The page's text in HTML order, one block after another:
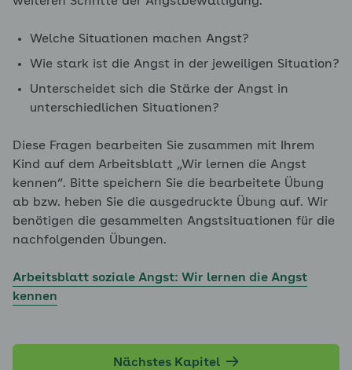
Welche Situationen machen Angst?
Wie stark ist die Angst in der jeweiligen Situation?
Unterscheidet sich die Stärke der Angst in
unterschiedlichen Situationen?
Diese Fragen bearbeiten Sie zusammen mit Ihrem
Kind auf dem Arbeitsblatt „Wir lernen die Angst
kennen“. Bitte speichern Sie die bearbeitete Übung
ab bzw. heben Sie die ausgedruckte Übung auf. Wir
benötigen die gesammelten Angstsituationen für die
nachfolgenden Übungen.
Arbeitsblatt soziale Angst: Wir lernen die Angst
kennen
Nächstes Kapitel